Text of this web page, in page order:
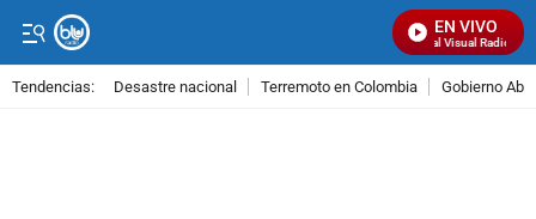
EN VIVO
Señal Visual Radio
Tendencias: Desastre nacional Terremoto en Colombia Gobierno